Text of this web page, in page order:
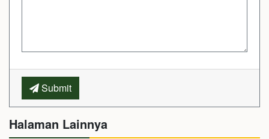
Submit
Halaman Lainnya